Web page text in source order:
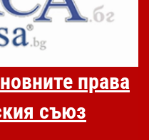
права
съюз